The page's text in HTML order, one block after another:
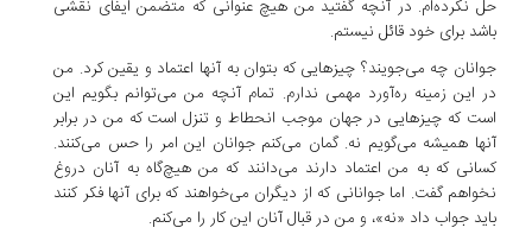
حل نکرده‌ام. در آنچه گفتید من هیچ عنوانی که متضمن ایفای نقشی
باشد برای خود قائل نیستم.
جوانان چه می‌جویند؟ چیزهایی که بتوان به آنها اعتماد و یقین کرد. من
در این زمینه ره‌آورد مهمی ندارم. تمام آنچه من می‌توانم بگویم این
است که چیزهایی در جهان موجب انحطاط و تنزل است که من در برابر
آنها همیشه می‌گویم نه. گمان می‌کنم جوانان این امر را حس می‌کنند.
کسانی که به من اعتماد دارند می‌دانند که من هیچ‌گاه به آنان دروغ
نخواهم گفت. اما جوانانی که از دیگران می‌خواهند که برای آنها فکر کنند
باید جواب داد «نه»، و من در قبال آنان این کار را می‌کنم.